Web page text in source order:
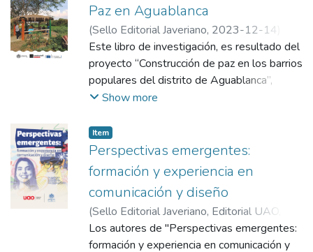
Paz en Aguablanca
(Sello Editorial Javeriano, 2023-12-14
Tobar Tovar, Carlos Andrés ;García Durán,
Mauricio; Hernández García, Jaime ;Lombard,
Melanie;Montoya Alzate, Lina Fernanda
López, Óscar Eduardo
Este libro de investigación, es resultado del
proyecto “Construcción de paz en los barrios
populares del distrito de Aguablanca”,
financiado por la Pontificia Universidad
universidades de Europa y América Latina:
Contested Territories. Contó con la
colaboración de profesores y profesoras de
la Pontificia Universidad Javeriana (sedes de
Cali y Bogotá), la Universidad de Sheffield
(Reino Unido) y la Universidad del Valle,
sede Norte del Cauca. Además, participaron
lideresas y líderes sociales del distrito de
Show more
Item
Perspectivas emergentes:
formación y experiencia en
comunicación y diseño
(Sello Editorial Javeriano, Editorial UAO
2024-10-25)Marulanda Bohorquez, Jorge
Alonso;Navarro Patiño, Maria Fernanda;
Los autores de "Perspectivas emergentes:
formación y experiencia en comunicación y